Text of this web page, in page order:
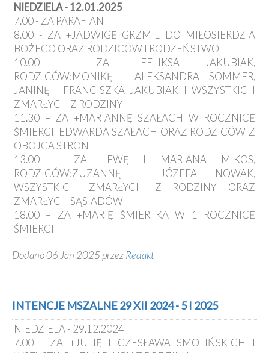
NIEDZIELA - 12.01.2025
7.00 - ZA PARAFIAN
8.00 - ZA +JADWIGĘ GRZMIL DO MIŁOSIERDZIA
BOŻEGO ORAZ RODZICÓW I RODZEŃSTWO
10.00 – ZA +FELIKSA JAKUBIAK,
RODZICÓW:MONIKĘ I ALEKSANDRA SOMMER,
JANINĘ I FRANCISZKA JAKUBIAK I WSZYSTKICH
ZMARŁYCH Z RODZINY
11.30 – ZA +MARIANNĘ SZAŁACH W ROCZNICĘ
ŚMIERCI, EDWARDA SZAŁACH ORAZ RODZICÓW Z
OBOJGA STRON
13.00 – ZA +EWĘ I MARIANA MIKOS,
RODZICÓW:ZUZANNĘ I JÓZEFA NOWAK,
WSZYSTKICH ZMARŁYCH Z RODZINY ORAZ
ZMARŁYCH SĄSIADÓW
18.00 – ZA +MARIĘ ŚMIERTKA W 1 ROCZNICĘ
ŚMIERCI
Dodano 06 Jan 2025 przezRedakt
INTENCJE MSZALNE 29 XII 2024 - 5 I 2025
NIEDZIELA - 29.12.2024
7.00 - ZA +JULIĘ I CZESŁAWA SMOLIŃSKICH I